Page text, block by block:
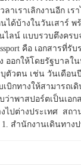
าเราเลิกงานอีก เร
ด้บ้างในวันเสาร์ พ
ไลน์ แบบรวบตึงคร
คือ เอกสารที่รั
ออกให้โดยรัฐบาลใ
ตัวตน เช่น วันเดือน
บิกทางให้สามารถเ
ว่าพาสปอร์ตเป็นเอ
ไปต่างประเทศ สถา
สำนักงานเดินทาง